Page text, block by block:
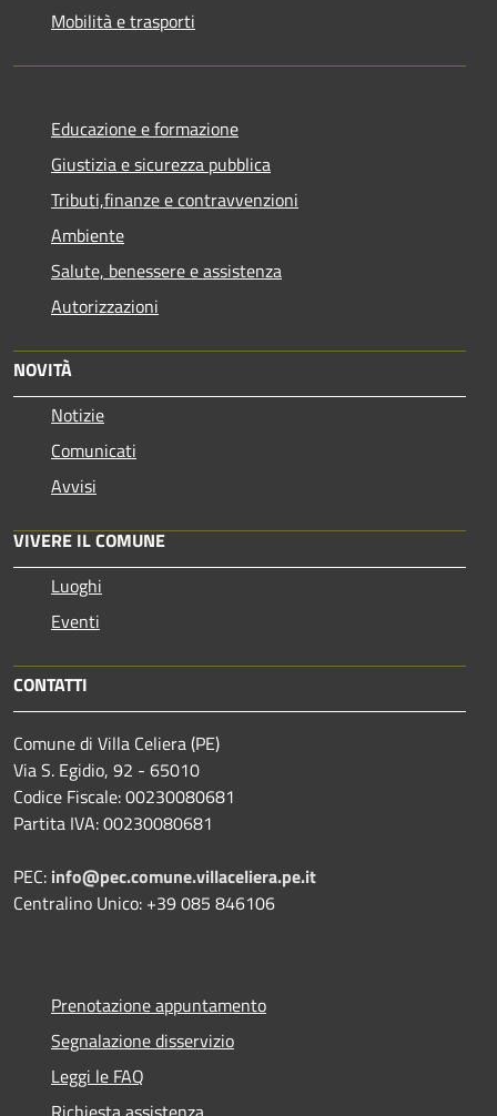
Mobilità e trasporti
Educazione e formazione
Giustizia e sicurezza pubblica
Tributi,finanze e contravvenzioni
Ambiente
Salute, benessere e assistenza
Autorizzazioni
NOVITÀ
Notizie
Comunicati
Avvisi
VIVERE IL COMUNE
Luoghi
Eventi
CONTATTI
Comune di Villa Celiera (PE)
Via S. Egidio, 92 - 65010
Codice Fiscale: 00230080681
Partita IVA: 00230080681
PEC: info@pec.comune.villaceliera.pe.it
Centralino Unico: +39 085 846106
Prenotazione appuntamento
Segnalazione disservizio
Leggi le FAQ